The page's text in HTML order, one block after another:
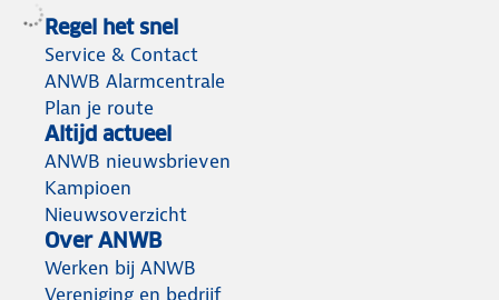
Regel het snel
Service & Contact
ANWB Alarmcentrale
Plan je route
Altijd actueel
ANWB nieuwsbrieven
Kampioen
Nieuwsoverzicht
Over ANWB
Werken bij ANWB
Vereniging en bedrijf